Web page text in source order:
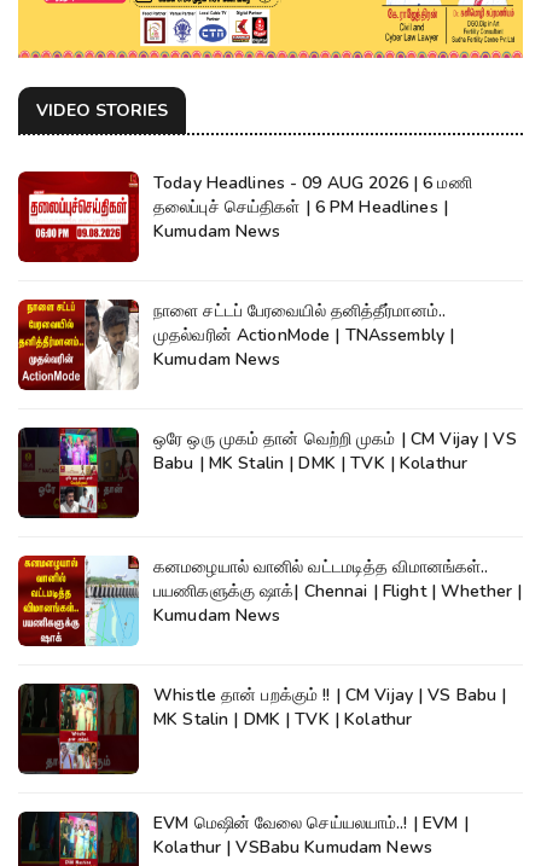
VIDEO STORIES
Today Headlines - 09 AUG 2026 | 6 மணி
தலைப்புச் செய்திகள் | 6 PM Headlines |
Kumudam News
நாளை சட்டப் பேரவையில் தனித்தீர்மானம்..
முதல்வரின் ActionMode | TNAssembly |
Kumudam News
ஒரே ஒரு முகம் தான் வெற்றி முகம் | CM Vijay | VS
Babu | MK Stalin | DMK | TVK | Kolathur
கனமழையால் வானில் வட்டமடித்த விமானங்கள்..
பயணிகளுக்கு ஷாக்| Chennai | Flight | Whether |
Kumudam News
Whistle தான் பறக்கும் !! | CM Vijay | VS Babu |
MK Stalin | DMK | TVK | Kolathur
EVM மெஷின் வேலை செய்யலயாம்..! | EVM |
Kolathur | VSBabu Kumudam News